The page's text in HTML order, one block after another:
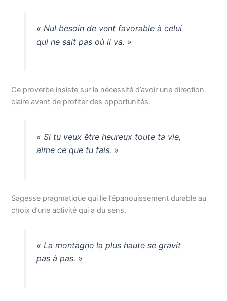
« Nul besoin de vent favorable à celui
qui ne sait pas où il va. »
Ce proverbe insiste sur la nécessité d’avoir une direction
claire avant de profiter des opportunités.
« Si tu veux être heureux toute ta vie,
aime ce que tu fais. »
Sagesse pragmatique qui lie l’épanouissement durable au
choix d’une activité qui a du sens.
« La montagne la plus haute se gravit
pas à pas. »